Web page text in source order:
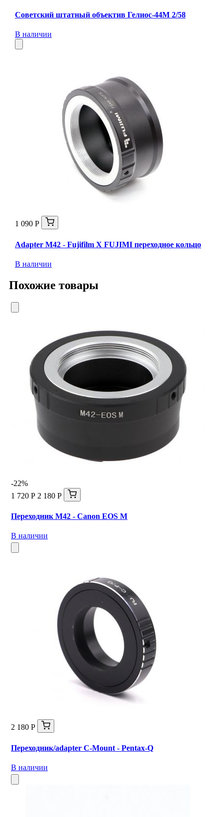
Советский штатный объектив Гелиос-44М 2/58
В наличии
1 090 Р
Adapter M42 - Fujifilm X FUJIMI переходное кольцо
В наличии
Похожие товары
-22%
1 720 Р 2 180 Р
Переходник M42 - Canon EOS M
В наличии
2 180 Р
Переходник/adapter C-Mount - Pentax-Q
В наличии